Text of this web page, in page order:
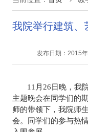
我院举行建筑、
发布日期：2015
11 月 26 日晚，我
主题晚会在同学们的
师的带领下，我院师
会。同学们的参与热